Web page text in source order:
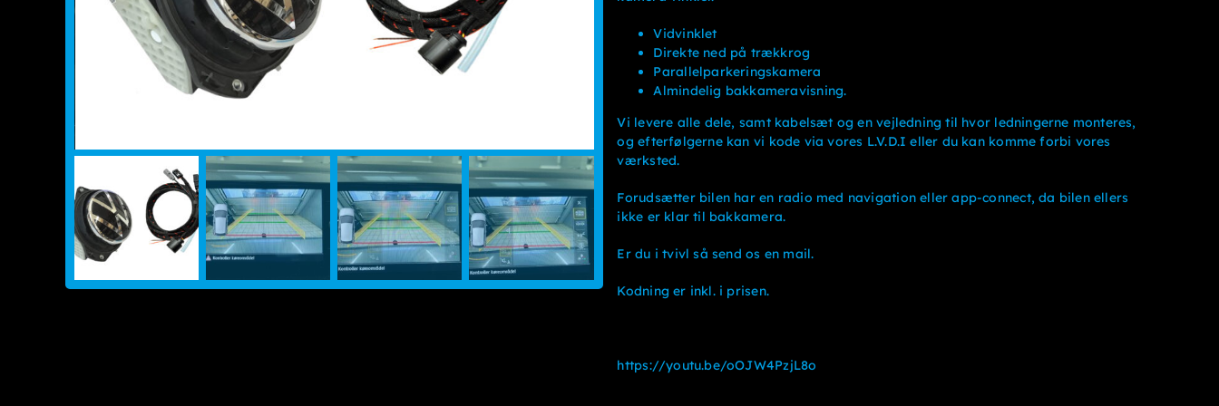
Vidvinklet
Direkte ned på trækkrog
Parallelparkeringskamera
Almindelig bakkameravisning.
Vi levere alle dele, samt kabelsæt og en vejledning til hvor ledningerne monteres,
og efterfølgerne kan vi kode via vores L.V.D.I eller du kan komme forbi vores
værksted.
Forudsætter bilen har en radio med navigation eller app-connect, da bilen ellers
ikke er klar til bakkamera.
Er du i tvivl så send os en mail.
Kodning er inkl. i prisen.
https://youtu.be/oOJW4PzjL8o